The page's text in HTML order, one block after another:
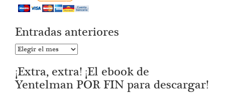
Entradas anteriores
Entradas
¡Extra, extra! ¡El ebook de
Yentelman POR FIN para descargar!